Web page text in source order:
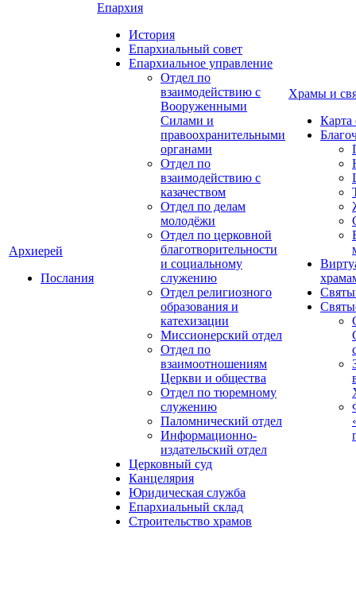
Архиерей
Послания
Епархия
История
Епархиальный совет
Епархиальное управление
Отдел по
взаимодействию с
Вооруженными
Силами и
правоохранительными
органами
Отдел по
взаимодействию с
казачеством
Отдел по делам
молодёжи
Отдел по церковной
благотворительности
и социальному
служению
Отдел религиозного
образования и
катехизации
Миссионерский отдел
Отдел по
взаимоотношениям
Церкви и общества
Отдел по тюремному
служению
Паломнический отдел
Информационно-
издательский отдел
Церковный суд
Канцелярия
Юридическая служба
Епархиальный склад
Строительство храмов
Храмы и
Карта